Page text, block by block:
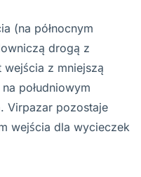
(na północnym
drogą z
z mniejszą
południowym
Virpazar pozostaje
wejścia dla wycieczek